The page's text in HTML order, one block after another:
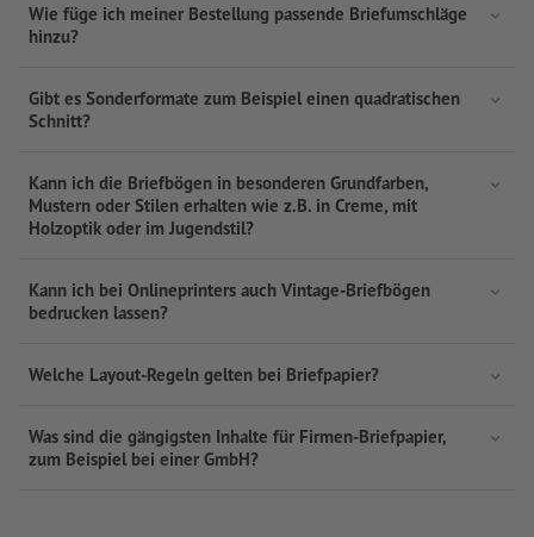
Wie füge ich meiner Bestellung passende Briefumschläge
hinzu?
Gibt es Sonderformate zum Beispiel einen quadratischen
Schnitt?
Kann ich die Briefbögen in besonderen Grundfarben,
Mustern oder Stilen erhalten wie z.B. in Creme, mit
Holzoptik oder im Jugendstil?
Kann ich bei Onlineprinters auch Vintage-Briefbögen
bedrucken lassen?
Welche Layout-Regeln gelten bei Briefpapier?
Was sind die gängigsten Inhalte für Firmen-Briefpapier,
zum Beispiel bei einer GmbH?